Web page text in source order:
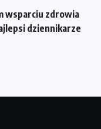
wsparciu zdrowia
dziennikarze